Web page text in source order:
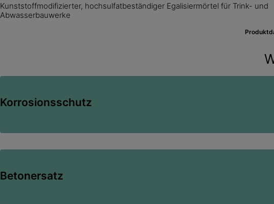
Kunststoffmodifizierter, hochsulfatbeständiger Egalisiermörtel für Trink- und
Abwasserbauwerke
Korrosionsschutz
Betonersatz